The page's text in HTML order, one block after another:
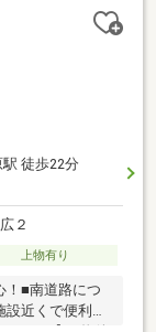
は細心の注意
駅 徒歩22分
２
上物有り
！■南道路につ
近くで便利な